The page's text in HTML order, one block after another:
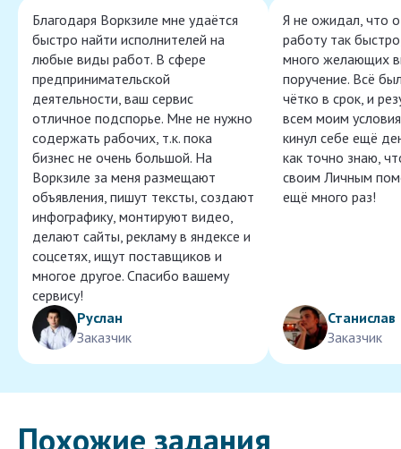
Благодаря Воркзиле мне удаётся
быстро найти исполнителей на
любые виды работ. В сфере
предпринимательской
деятельности, ваш сервис
отличное подспорье. Мне не нужно
содержать рабочих, т.к. пока
бизнес не очень большой. На
Воркзиле за меня размещают
объявления, пишут тексты, создают
инфографику, монтируют видео,
делают сайты, рекламу в яндексе и
соцсетях, ищут поставщиков и
многое другое. Спасибо вашему
сервису!
Руслан
Заказчик
Я не ожидал, что
работу так
много желающих
поручение. Всё
чётко в срок, и
всем моим
кинул себе ещё
как точно знаю,
своим Личным
ещё много раз!
Станислав
Заказчик
Похожие задания